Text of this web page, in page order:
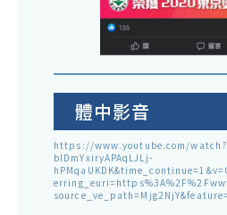
體中影音
https://www.youtube.com/
blDmYxiryAPAqLJLj-